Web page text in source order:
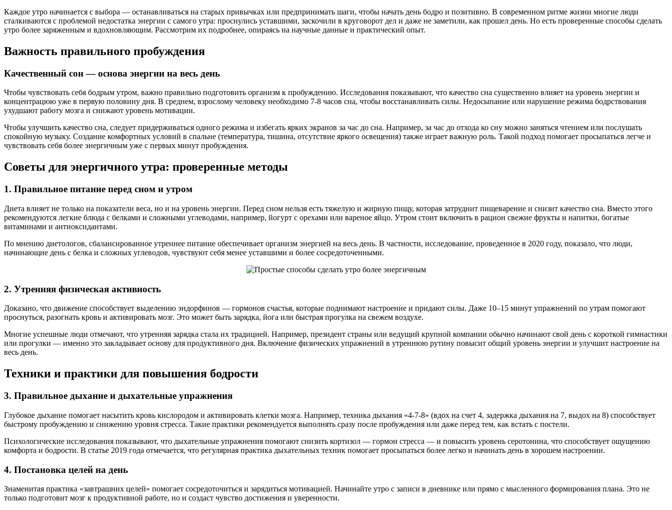
Каждое утро начинается с выбора — останавливаться на старых привычках или предпринимать шаги, чтобы начать день бодро и позитивно. В современном ритме жизни многие люди
сталкиваются с проблемой недостатка энергии с самого утра: проснулись уставшими, заскочили в круговорот дел и даже не заметили, как прошел день. Но есть проверенные способы сделать
утро более заряженным и вдохновляющим. Рассмотрим их подробнее, опираясь на научные данные и практический опыт.
Важность правильного пробуждения
Качественный сон — основа энергии на весь день
Чтобы чувствовать себя бодрым утром, важно правильно подготовить организм к пробуждению. Исследования показывают, что качество сна существенно влияет на уровень энергии и
концентрацюю уже в первую половину дня. В среднем, взрослому человеку необходимо 7-8 часов сна, чтобы восстанавливать силы. Недосыпание или нарушение режима бодрствования
ухудшают работу мозга и снижают уровень мотивации.
Чтобы улучшить качество сна, следует придерживаться одного режима и избегать ярких экранов за час до сна. Например, за час до отхода ко сну можно заняться чтением или послушать
спокойную музыку. Создание комфортных условий в спальне (температура, тишина, отсутствие яркого освещения) также играет важную роль. Такой подход помогает просыпаться легче и
чувствовать себя более энергичным уже с первых минут пробуждения.
Советы для энергичного утра: проверенные методы
1. Правильное питание перед сном и утром
Диета влияет не только на показатели веса, но и на уровень энергии. Перед сном нельзя есть тяжелую и жирную пищу, которая затруднит пищеварение и снизит качество сна. Вместо этого
рекомендуются легкие блюда с белками и сложными углеводами, например, йогурт с орехами или вареное яйцо. Утром стоит включить в рацион свежие фрукты и напитки, богатые
витаминами и антиоксидантами.
По мнению диетологов, сбалансированное утреннее питание обеспечивает организм энергией на весь день. В частности, исследование, проведенное в 2020 году, показало, что люди,
начинающие день с белка и сложных углеводов, чувствуют себя менее уставшими и более сосредоточенными.
2. Утренняя физическая активность
Доказано, что движение способствует выделению эндорфинов — гормонов счастья, которые поднимают настроение и придают силы. Даже 10–15 минут упражнений по утрам помогают
проснуться, разогнать кровь и активировать мозг. Это может быть зарядка, йога или быстрая прогулка на свежем воздухе.
Многие успешные люди отмечают, что утренняя зарядка стала их традицией. Например, президент страны или ведущий крупной компании обычно начинают свой день с короткой гимнастики
или прогулки — именно это закладывает основу для продуктивного дня. Включение физических упражнений в утреннюю рутину повысит общий уровень энергии и улучшит настроение на
весь день.
Техники и практики для повышения бодрости
3. Правильное дыхание и дыхательные упражнения
Глубокое дыхание помогает насытить кровь кислородом и активировать клетки мозга. Например, техника дыхания «4-7-8» (вдох на счет 4, задержка дыхания на 7, выдох на 8) способствует
быстрому пробуждению и снижению уровня стресса. Такие практики рекомендуется выполнять сразу после пробуждения или даже перед тем, как встать с постели.
Психологические исследования показывают, что дыхательные упражнения помогают снизить кортизол — гормон стресса — и повысить уровень серотонина, что способствует ощущению
комфорта и бодрости. В статье 2019 года отмечается, что регулярная практика дыхательных техник помогает просыпаться более легко и начинать день в хорошем настроении.
4. Постановка целей на день
Знаменитая практика «завтрашних целей» помогает сосредоточиться и зарядиться мотивацией. Начинайте утро с записи в дневнике или прямо с мысленного формирования плана. Это не
только подготовит мозг к продуктивной работе, но и создаст чувство достижения и уверенности.